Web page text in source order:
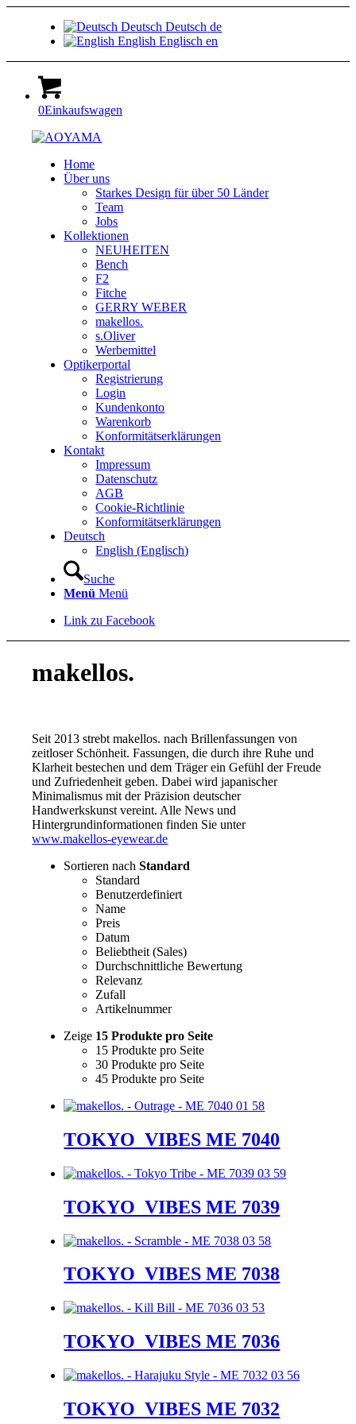
Deutsch Deutsch de
English Englisch en
0Einkaufswagen
Home
Über uns
Starkes Design für über 50 Länder
Team
Jobs
Kollektionen
NEUHEITEN
Bench
F2
Fitche
GERRY WEBER
makellos.
s.Oliver
Werbemittel
Optikerportal
Registrierung
Login
Kundenkonto
Warenkorb
Konformitätserklärungen
Kontakt
Impressum
Datenschutz
AGB
Cookie-Richtlinie
Konformitätserklärungen
Deutsch
English (Englisch)
Suche
Menü Menü
Link zu Facebook
makellos.
Seit 2013 strebt makellos. nach Brillenfassungen von
zeitloser Schönheit. Fassungen, die durch ihre Ruhe und
Klarheit bestechen und dem Träger ein Gefühl der Freude
und Zufriedenheit geben. Dabei wird japanischer
Minimalismus mit der Präzision deutscher
Handwerkskunst vereint. Alle News und
Hintergrundinformationen finden Sie unter
www.makellos-eyewear.de
Sortieren nachStandard
Standard
Benutzerdefiniert
Name
Preis
Datum
Beliebtheit (Sales)
Durchschnittliche Bewertung
Relevanz
Zufall
Artikelnummer
Zeige 15 Produkte pro Seite
15 Produkte pro Seite
30 Produkte pro Seite
45 Produkte pro Seite
TOKYO_VIBES ME 7040
TOKYO_VIBES ME 7039
TOKYO_VIBES ME 7038
TOKYO_VIBES ME 7036
TOKYO_VIBES ME 7032